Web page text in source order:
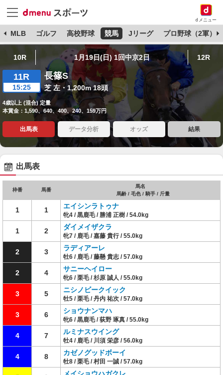
dメニュー
MLB ゴルフ 高校野球 競馬 Jリーグ プロ野球（2軍）
10R 1月19日(日) 1回中京2日 12R
11R
15:25
長篠S
芝 左・1,200m 18頭
4歳以上 (混合) 定量
本賞金：1,590、640、400、240、159万円
出馬表 データ分析 オッズ 結果
出馬表
枠番 馬番
馬名
馬齢 / 毛色 / 騎手 / 斤量
1 1 エイシンラトゥナ
牝4 / 黒鹿毛 / 勝浦 正樹 / 54.0kg
1 2 ダイメイザクラ
牝7 / 鹿毛 / 嘉藤 貴行 / 55.0kg
2 3 ラディアーレ
牡6 / 鹿毛 / 藤懸 貴志 / 57.0kg
2 4 サニーヘイロー
牝6 / 栗毛 / 杉原 誠人 / 55.0kg
3 5 ニシノビークイック
牡5 / 栗毛 / 丹内 祐次 / 57.0kg
3 6 ショウナンマハ
牝6 / 黒鹿毛 / 荻野 琢真 / 55.0kg
4 7 ルミナスウイング
牡4 / 鹿毛 / 川須 栄彦 / 56.0kg
4 8 カゼノグッドボーイ
牡8 / 栗毛 / 村田 一誠 / 57.0kg